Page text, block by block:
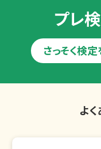
プレ
さっそく検
よ